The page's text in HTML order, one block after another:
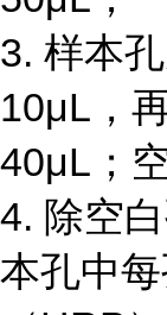
3. 样本
10μL，
40μL；
4. 除空
本孔中